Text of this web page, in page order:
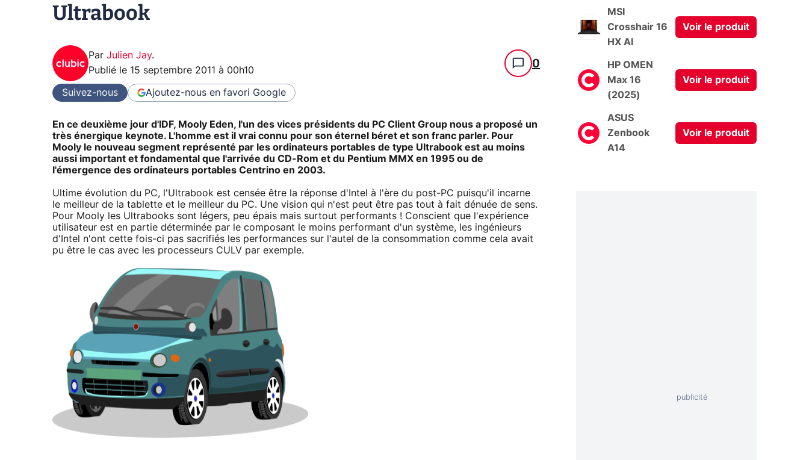
Ultrabook
Par Julien Jay.
Publié le 15 septembre 2011 à 00h10 0
Suivez-nous Ajoutez-nous en favori Google
En ce deuxième jour d'IDF, Mooly Eden, l'un des vices présidents du PC Client Group nous a proposé un
très énergique keynote. L'homme est il vrai connu pour son éternel béret et son franc parler. Pour
Mooly le nouveau segment représenté par les ordinateurs portables de type Ultrabook est au moins
aussi important et fondamental que l'arrivée du CD-Rom et du Pentium MMX en 1995 ou de
l'émergence des ordinateurs portables Centrino en 2003.
Ultime évolution du PC, l'Ultrabook est censée être la réponse d'Intel à l'ère du post-PC puisqu'il incarne
le meilleur de la tablette et le meilleur du PC. Une vision qui n'est peut être pas tout à fait dénuée de sens.
Pour Mooly les Ultrabooks sont légers, peu épais mais surtout performants ! Conscient que l'expérience
utilisateur est en partie déterminée par le composant le moins performant d'un système, les ingénieurs
d'Intel n'ont cette fois-ci pas sacrifiés les performances sur l'autel de la consommation comme cela avait
pu être le cas avec les processeurs CULV par exemple.
MSI
Crosshair 16
HX AI
Voir le produit
HP OMEN
Max 16
(2025)
Voir le produit
ASUS
Zenbook
A14
Voir le produit